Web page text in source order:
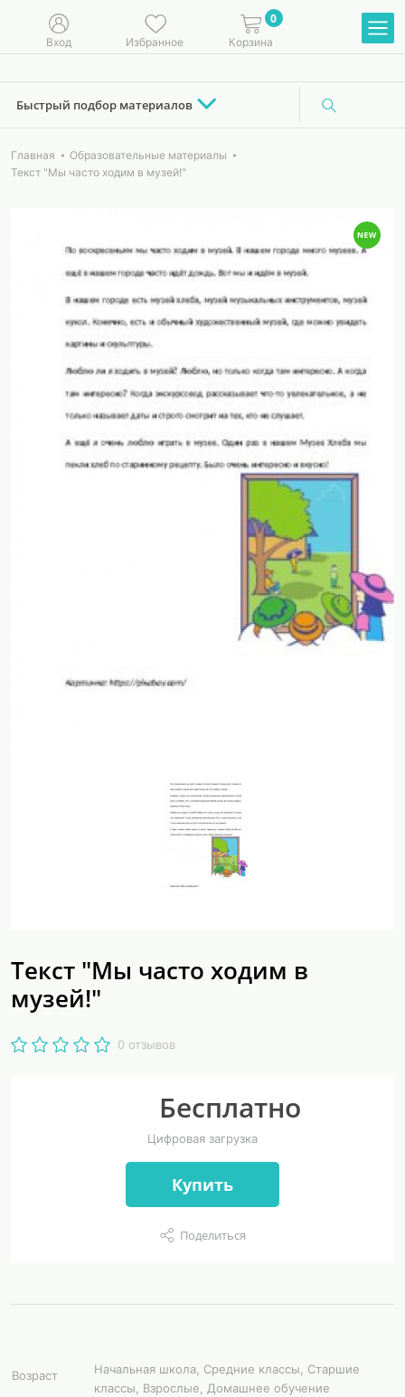
Вход Избранное
0
Корзина
Быстрый подбор материалов
Главная
Образовательные материалы
Текст "Мы часто ходим в музей!"
Текст "Мы часто ходим в
музей!"
0 отзывов
Бесплатно
Цифровая загрузка
Купить
Поделиться
Возраст
Начальная школа, Средние классы, Старшие
классы, Взрослые, Домашнее обучение